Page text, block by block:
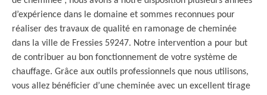
d’expérience dans le domaine et sommes reconnues pour
réaliser des travaux de qualité en ramonage de cheminée
dans la ville de Fressies 59247. Notre intervention a pour but
de contribuer au bon fonctionnement de votre système de
chauffage. Grâce aux outils professionnels que nous utilisons,
vous allez bénéficier d’une cheminée avec un excellent tirage